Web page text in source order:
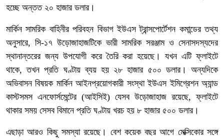
হচ্ছে অন্তত ২০ হাজার ডলার।
মার্কিন সামরিক বাহিনীর পরিবহন বিভাগ ইউএস ট্রান্সপোর্টেশন কমান্ডের তথ্য
অনুসারে, সি-১৭ উড়োজাহাজটিকে ভারী সামরিক সরঞ্জাম ও সেনাসদস্যদের
স্থানান্তরের জন্য উপযোগী করে তৈরি করা হয়েছে। যখন এটি ফ্লাইটে
থাকে, তখন প্রতি ঘণ্টায় ব্যয় হয় ২৮ হাজার ৫০০ ডলার। অন্যদিকে
অভিবাসন বিষয়ক মার্কিন আইনপ্রয়োগকারী সংস্থা ইউএস ইমিগ্রেশন অ্যান্ড
কাস্টসমস এনফোর্সমেন্টের (আইসিই) যেসব উড়োজাহাজ রয়েছে, ফ্লাইটে
থাকার সময় সেসব বিমানে প্রতি ঘণ্টায় খরচ হয় ৮ হাজার ৫০০ ডলার।
এছাড়া আরও কিছু সমস্যা রয়েছে। বেশ কয়েক বছর আগে মেক্সিকোর সঙ্গে